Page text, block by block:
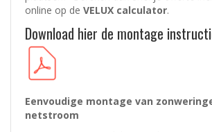
online op de VELUX calculator.
Download hier de montage
Eenvoudige montage van
netstroom